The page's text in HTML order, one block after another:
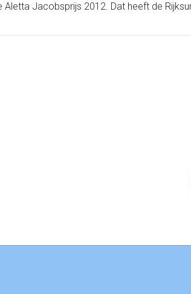
Aletta Jacobsprijs 2012. Dat heeft de